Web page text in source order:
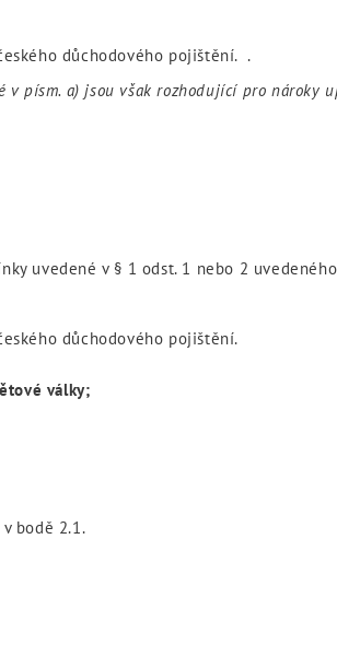
důchodového pojištění. .
písm. a) jsou však rozhodující pro nároky
uvedené v § 1 odst. 1 nebo 2
důchodového pojištění.
války;
bodě 2.1.